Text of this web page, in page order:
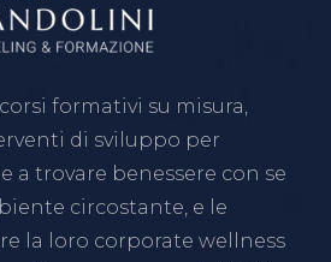
formativi su misura,
di sviluppo per
a trovare benessere con se
circostante, e le
la loro corporate wellness